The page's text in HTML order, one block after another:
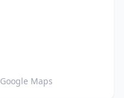
Google Maps